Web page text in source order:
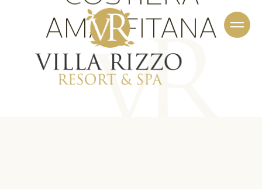
AMALFITANA